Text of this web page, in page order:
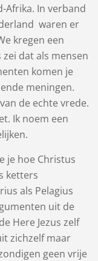
Afrika. In verband
waren er
kregen een
zei dat als mensen
komen je
meningen.
de echte vrede.
Ik noem een
je hoe Christus
ketters
als Pelagius
uit de
Here Jezus zelf
zichzelf maar
geen vrije